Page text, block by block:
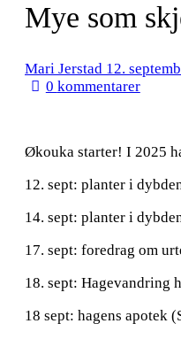
Mye som
Mari Jerstad 12.
0 kommentarer
Økouka starter! I 2025
12. sept: planter i
14. sept: planter i
17. sept: foredrag om
18. sept: Hagevandring
18 sept: hagens apotek